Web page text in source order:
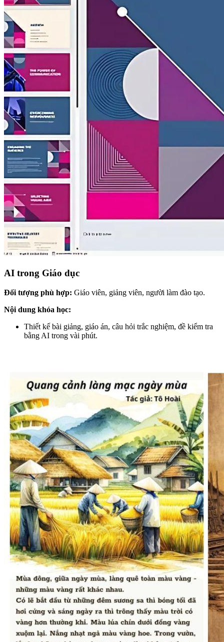
AI trong Giáo dục
Đối tượng phù hợp: Giáo viên, giảng viên, người làm đào tạo.
Nội dung khóa học:
Thiết kế bài giảng, giáo án, câu hỏi trắc nghiệm, đề kiểm tra
bằng AI trong vài phút.